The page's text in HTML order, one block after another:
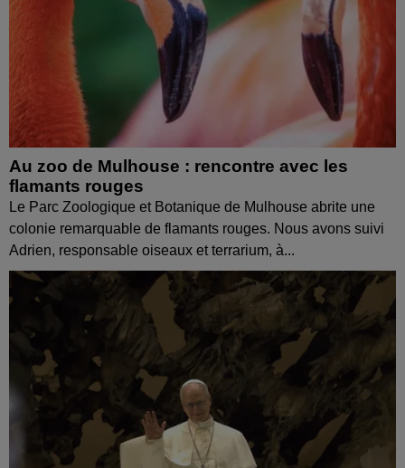
Au zoo de Mulhouse : rencontre avec les
flamants rouges
Le Parc Zoologique et Botanique de Mulhouse abrite une
colonie remarquable de flamants rouges. Nous avons suivi
Adrien, responsable oiseaux et terrarium, à...